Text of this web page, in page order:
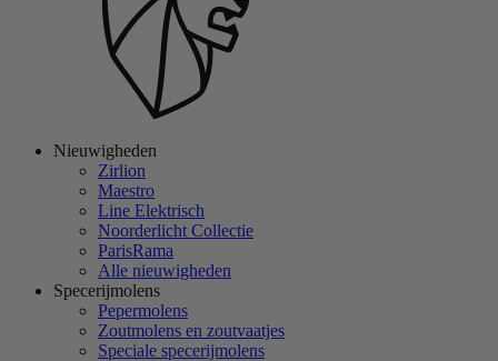
Nieuwigheden
Zirlion
Maestro
Line Elektrisch
Noorderlicht Collectie
ParisRama
Alle nieuwigheden
Specerijmolens
Pepermolens
Zoutmolens en zoutvaatjes
Speciale specerijmolens